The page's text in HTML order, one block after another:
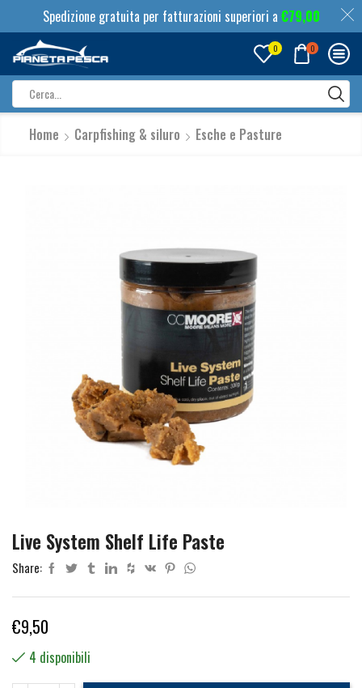
Spedizione gratuita per fatturazioni superiori a €79,00
0 0
input
Home Carpfishing & siluro Esche e Pasture
Live System Shelf Life Paste
Share:
€9,50
4 disponibili